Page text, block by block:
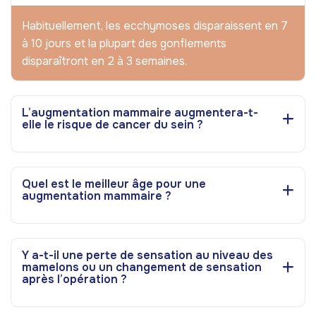
Habituellement, les ecchymoses disparaissent en 7
à 10 jours et la plupart des gonflements
disparaîtront en 2 à 3 semaines.
L’augmentation mammaire augmentera-t-
elle le risque de cancer du sein ?
Quel est le meilleur âge pour une
augmentation mammaire ?
Y a-t-il une perte de sensation au niveau des
mamelons ou un changement de sensation
après l’opération ?